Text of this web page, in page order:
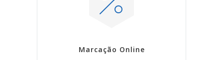
Marcação Online